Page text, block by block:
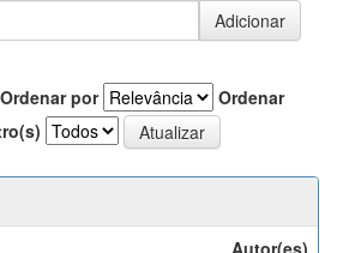
Ordenar por
Ordenar
Autor(es)